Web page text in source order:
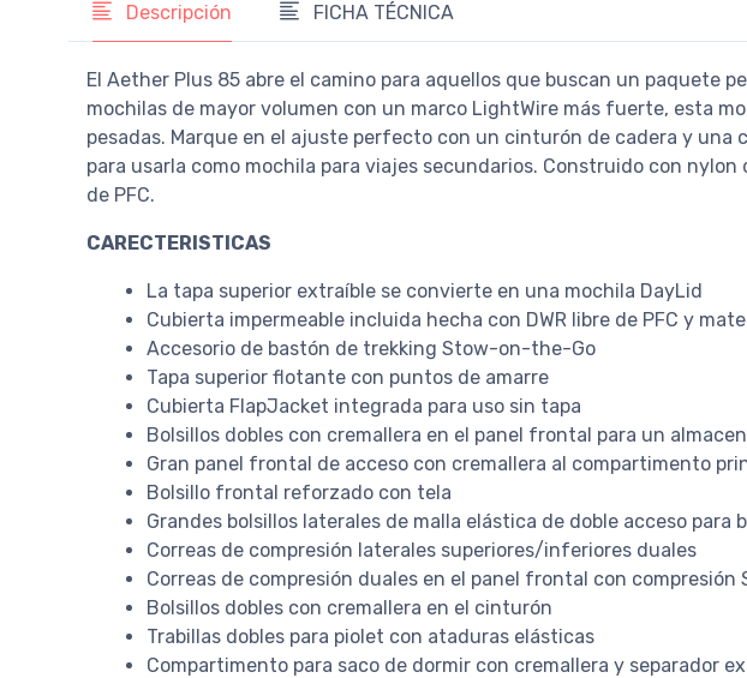
Descripción FICHA TÉCNICA
El Aether Plus 85 abre el camino para aquellos que buscan un paquete
mochilas de mayor volumen con un marco LightWire más fuerte, esta
pesadas. Marque en el ajuste perfecto con un cinturón de cadera y
para usarla como mochila para viajes secundarios. Construido con
de PFC.
CARECTERISTICAS
La tapa superior extraíble se convierte en una mochila DayLid
Cubierta impermeable incluida hecha con DWR libre de PFC y
Accesorio de bastón de trekking Stow-on-the-Go
Tapa superior flotante con puntos de amarre
Cubierta FlapJacket integrada para uso sin tapa
Bolsillos dobles con cremallera en el panel frontal para un
Gran panel frontal de acceso con cremallera al compartimento
Bolsillo frontal reforzado con tela
Grandes bolsillos laterales de malla elástica de doble acceso para
Correas de compresión laterales superiores/inferiores duales
Correas de compresión duales en el panel frontal con
Bolsillos dobles con cremallera en el cinturón
Trabillas dobles para piolet con ataduras elásticas
Compartimento para saco de dormir con cremallera y separador